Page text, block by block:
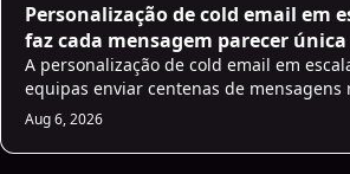
Personalização de cold email em
faz cada mensagem parecer única
A personalização de cold email em
equipas enviar centenas de mensagens
individualizadas por dia. Veja como é a
personalização e onde a IA faz o trabalho.
Aug 6, 2026